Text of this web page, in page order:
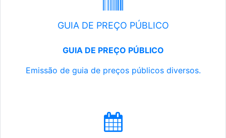
GUIA DE PREÇO PÚBLICO
GUIA DE PREÇO PÚBLICO
Emissão de guia de preços públicos diversos.